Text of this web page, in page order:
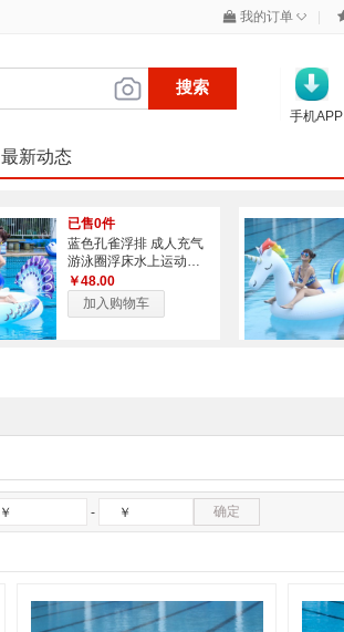
我的订单 ◇
搜索
手机APP
最新动态
已售0件
蓝色孔雀浮排 成人充气
游泳圈浮床水上运动用
品现货充气浮排
￥48.00
加入购物车
￥ ￥
- 确定